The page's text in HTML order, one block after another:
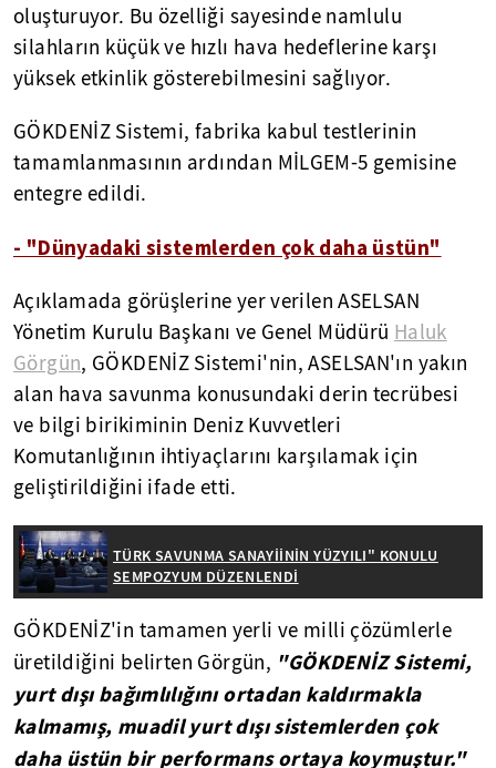
oluşturuyor. Bu özelliği sayesinde namlulu
silahların küçük ve hızlı hava hedeflerine karşı
yüksek etkinlik gösterebilmesini sağlıyor.
GÖKDENİZ Sistemi, fabrika kabul testlerinin
tamamlanmasının ardından MİLGEM-5 gemisine
entegre edildi.
- "Dünyadaki sistemlerden çok daha üstün"
Açıklamada görüşlerine yer verilen ASELSAN
Yönetim Kurulu Başkanı ve Genel Müdürü Haluk
Görgün, GÖKDENİZ Sistemi'nin, ASELSAN'ın yakın
alan hava savunma konusundaki derin tecrübesi
ve bilgi birikiminin Deniz Kuvvetleri
Komutanlığının ihtiyaçlarını karşılamak için
geliştirildiğini ifade etti.
TÜRK SAVUNMA SANAYİİNİN YÜZYILI" KONULU
SEMPOZYUM DÜZENLENDİ
GÖKDENİZ'in tamamen yerli ve milli çözümlerle
üretildiğini belirten Görgün, "GÖKDENİZ Sistemi,
yurt dışı bağımlılığını ortadan kaldırmakla
kalmamış, muadil yurt dışı sistemlerden çok
daha üstün bir performans ortaya koymuştur."